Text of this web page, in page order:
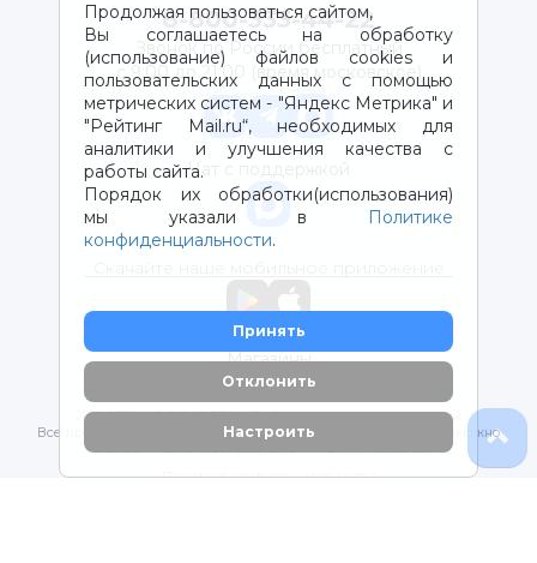
Продолжая пользоваться сайтом,
Вы соглашаетесь на обработку
(использование) файлов cookies и
пользовательских данных с помощью
метрических систем - "Яндекс Метрика" и
"Рейтинг Mail.ru“, необходимых для
аналитики и улучшения качества с
работы сайта.
Порядок их обработки(использования)
мы указали в
Политике
конфиденциальности.
Принять
Отклонить
Настроить
8-800-333-44-22
Звонок по России бесплатный
с 9:00 до 21:00 (время московское)
Чат с поддержкой
Магазины
2012-2026 © ООО "ВОТОНЯ". Детские товары с доставкой
Все права защищены. Любое использование материалов возможно
только с письменного разрешения владельцев сайта.
Политика конфиденциальности